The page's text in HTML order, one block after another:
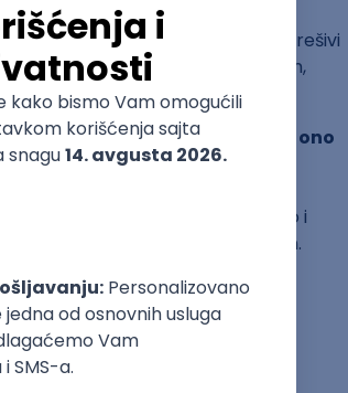
Stefan Stanić, vođa za razvoj
na probleme koji nisu lako rešivi
pokušaju da se reši neki problem,
. Smatram da treba da
voliš ono
. Praćenje dešavanja zna biti
radi, veoma lako možeš da
nije isti i svaki donosi nešto novo i
u ovome što radim – kaže Stefan.
da li je bolje upisati fakultet i
krenuti što pre sa radom.